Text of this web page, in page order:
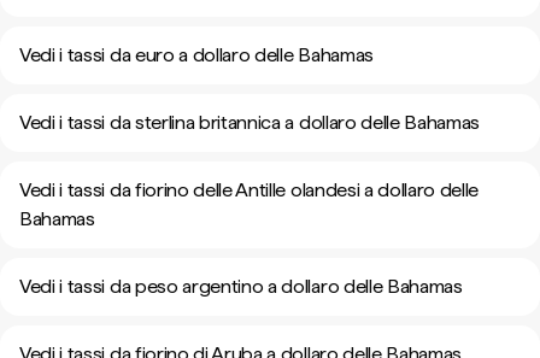
Vedi i tassi da euro a dollaro delle Bahamas
Vedi i tassi da sterlina britannica a dollaro delle Bahamas
Vedi i tassi da fiorino delle Antille olandesi a dollaro delle
Bahamas
Vedi i tassi da peso argentino a dollaro delle Bahamas